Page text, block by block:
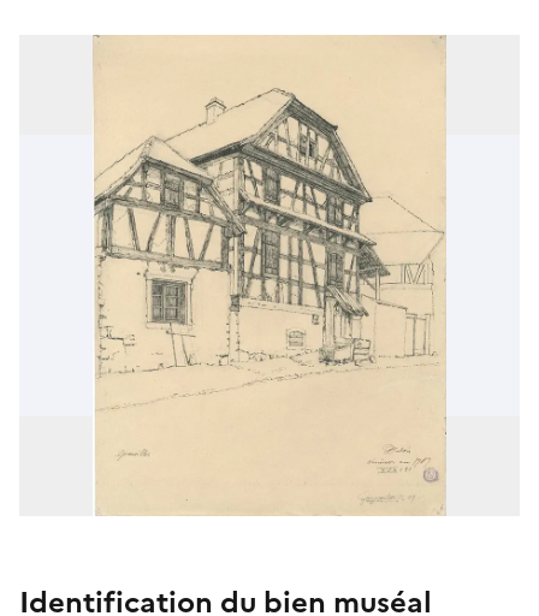
Identification du bien muséal